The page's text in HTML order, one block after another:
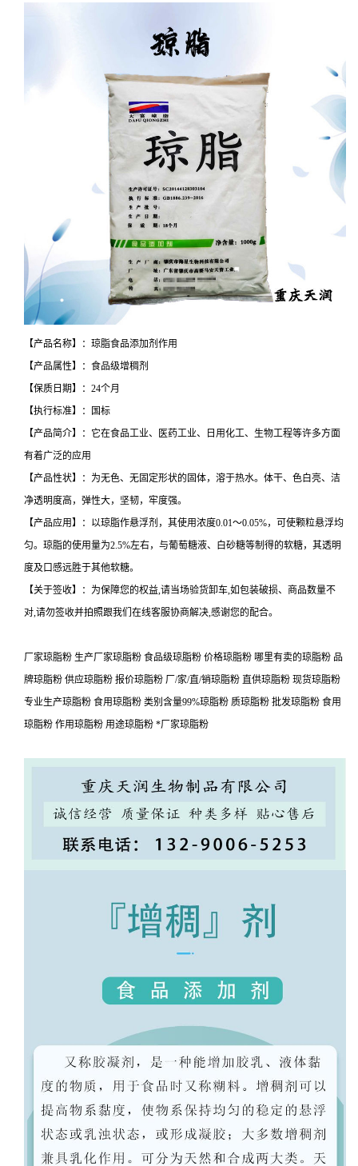
【产品名称】：琼脂食品添加剂作用
【产品属性】：食品级增稠剂
【保质日期】：24个月
【执行标准】：国标
【产品简介】：它在食品工业、医药工业、日用化工、生物工程等许多方面
有着广泛的应用
【产品性状】：为无色、无固定形状的固体，溶于热水。体干、色白亮、洁
净透明度高，弹性大，坚韧，牢度强。
【产品应用】：以琼脂作悬浮剂，其使用浓度0.01～0.05%，可使颗粒悬浮均
匀。琼脂的使用量为2.5%左右，与葡萄糖液、白砂糖等制得的软糖，其透明
度及口感远胜于其他软糖。
【关于签收】：为保障您的权益,请当场验货卸车,如包装破损、商品数量不
对,请勿签收并拍照跟我们在线客服协商解决,感谢您的配合。
厂家琼脂粉 生产厂家琼脂粉 食品级琼脂粉 价格琼脂粉 哪里有卖的琼脂粉 品
牌琼脂粉 供应琼脂粉 报价琼脂粉 厂/家/直/销琼脂粉 直供琼脂粉 现货琼脂粉
专业生产琼脂粉 食用琼脂粉 类别含量99%琼脂粉 质琼脂粉 批发琼脂粉 食用
琼脂粉 作用琼脂粉 用途琼脂粉 *厂家琼脂粉